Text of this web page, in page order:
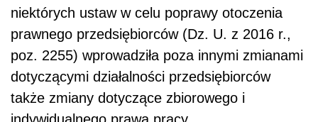
niektórych ustaw w celu poprawy otoczenia
prawnego przedsiębiorców (Dz. U. z 2016 r.,
poz. 2255) wprowadziła poza innymi zmianami
dotyczącymi działalności przedsiębiorców
także zmiany dotyczące zbiorowego i